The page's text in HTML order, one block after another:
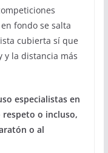
fondo se salta
cubierta sí que
y la distancia más
especialistas en
respeto o incluso,
o al